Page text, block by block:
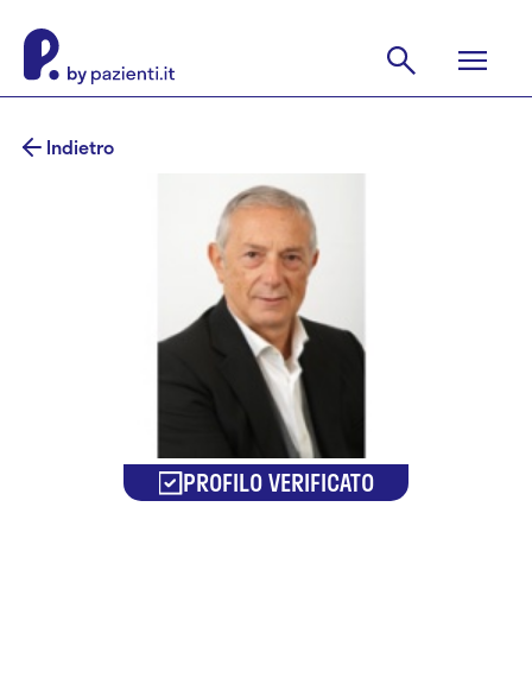
Indietro
PROFILO VERIFICATO